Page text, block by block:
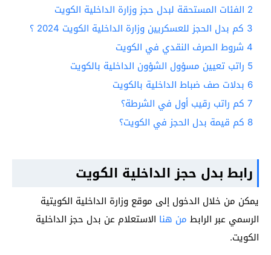
2 الفئات المستحقة لبدل حجز وزارة الداخلية الكويت
3 كم بدل الحجز للعسكريين وزارة الداخلية الكويت 2024 ؟
4 شروط الصرف النقدي في الكويت
5 راتب تعيين مسؤول الشؤون الداخلية بالكويت
6 بدلات صف ضباط الداخلية بالكويت
7 كم راتب رقيب أول في الشرطة؟
8 كم قيمة بدل الحجز في الكويت؟
رابط بدل حجز الداخلية الكويت
يمكن من خلال الدخول إلى موقع وزارة الداخلية الكويتية
الرسمي عبر الرابط من هنا الاستعلام عن بدل حجز الداخلية
الكويت.